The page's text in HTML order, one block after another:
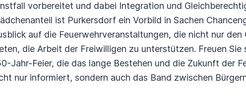
vorbereitet und dabei Integration und
ist Purkersdorf ein Vorbild in Sachen
auf die Feuerwehrveranstaltungen, die nicht nur
die Arbeit der Freiwilligen zu unterstützen. Freuen
Jahr-Feier, die das lange Bestehen und die Zukunft der
nur informiert, sondern auch das Band zwischen